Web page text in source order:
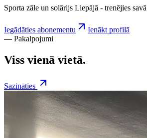
Sporta zāle un solārijs Liepājā - trenējies
Iegādāties abonementu
Ienākt profilā
— Pakalpojumi
Viss vienā vietā.
Sazināties